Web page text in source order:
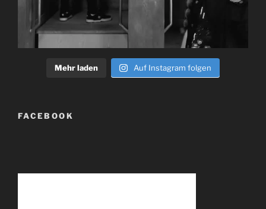
Mehr laden Auf Instagram folgen
FACEBOOK